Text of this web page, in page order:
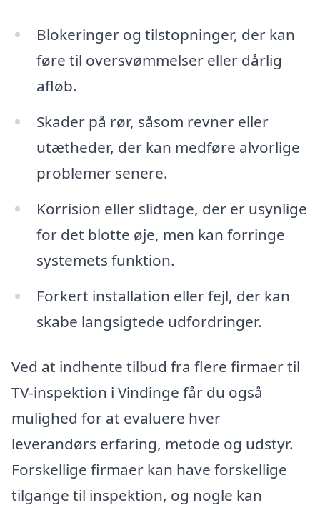
Blokeringer og tilstopninger, der kan
føre til oversvømmelser eller dårlig
afløb.
Skader på rør, såsom revner eller
utætheder, der kan medføre alvorlige
problemer senere.
Korrision eller slidtage, der er usynlige
for det blotte øje, men kan forringe
systemets funktion.
Forkert installation eller fejl, der kan
skabe langsigtede udfordringer.
Ved at indhente tilbud fra flere firmaer til
TV-inspektion i Vindinge får du også
mulighed for at evaluere hver
leverandørs erfaring, metode og udstyr.
Forskellige firmaer kan have forskellige
tilgange til inspektion, og nogle kan